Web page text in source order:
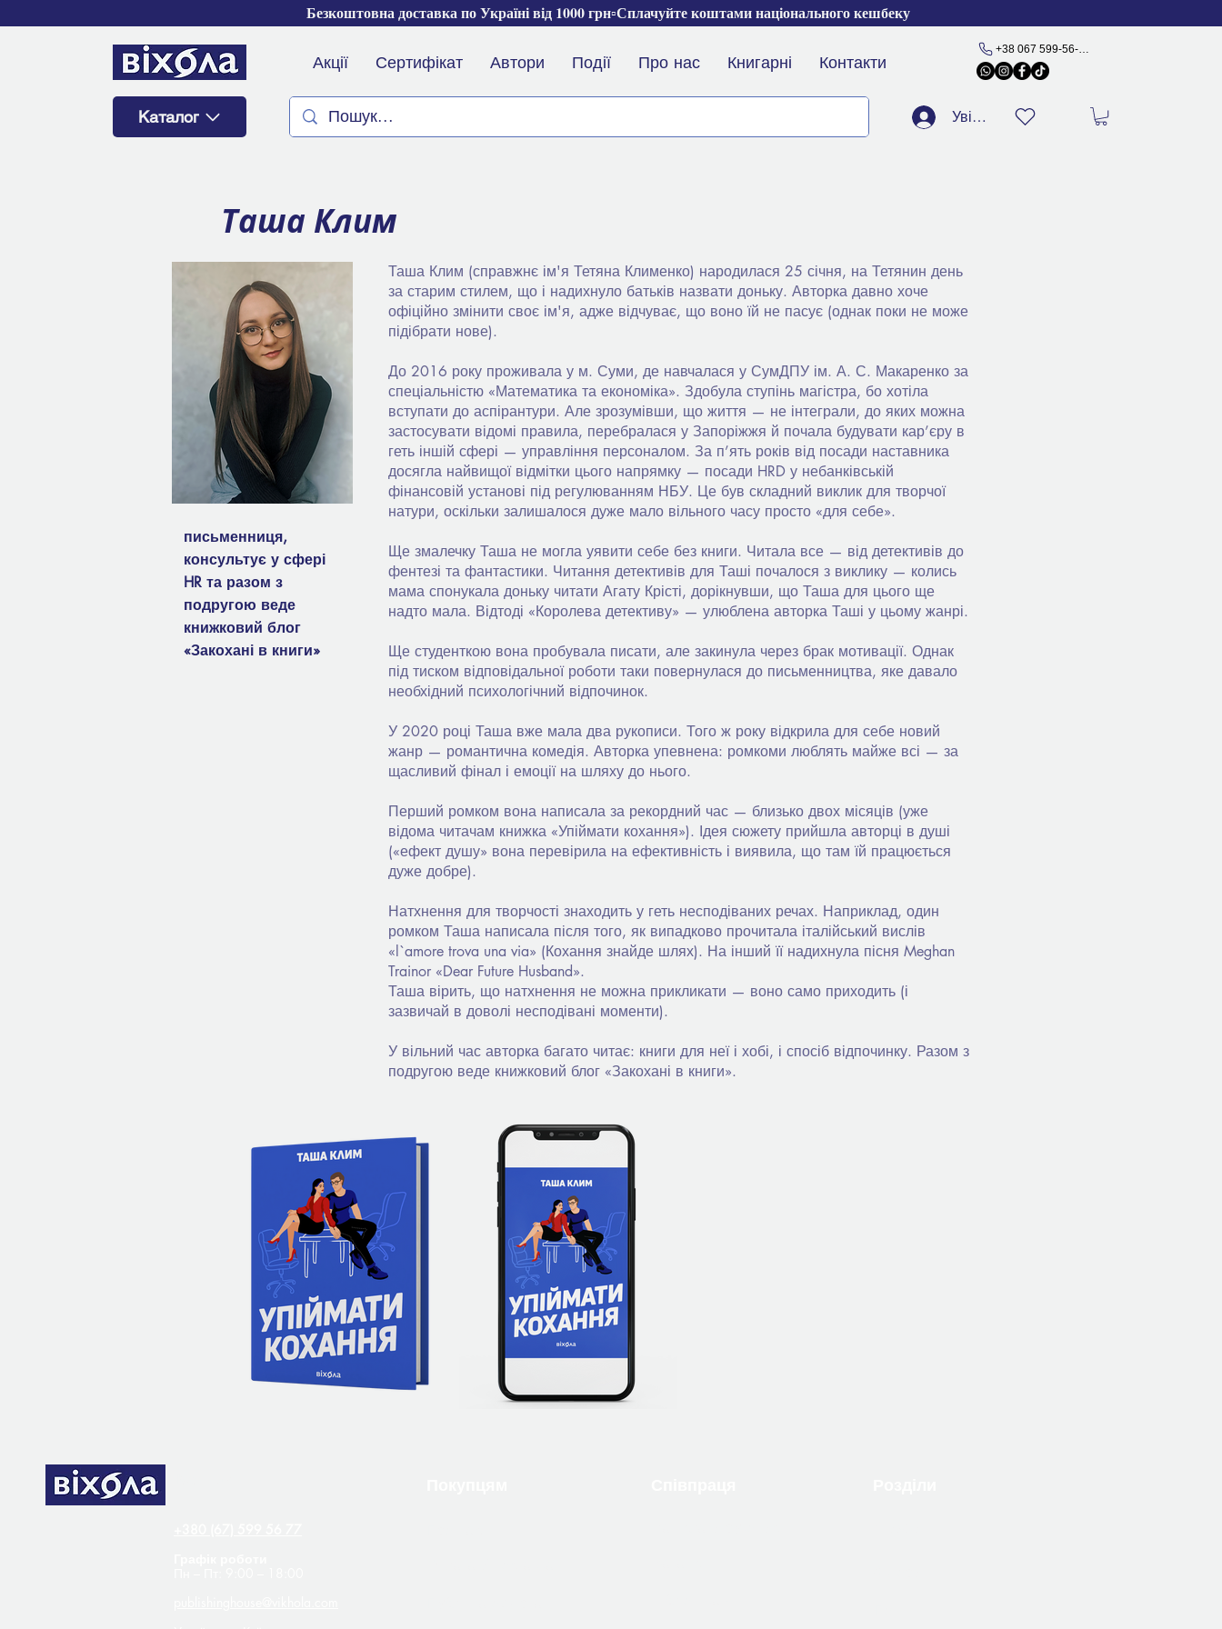
Каталог
+38 067 599-56-77
Увійти
Безкоштовна доставка по Україні від 1000 грн▫️Сплачуйте коштами національного кешбеку
Акції Сертифікат Автори Події Про нас Книгарні Контакти
Таша Клим
письменниця,
консультує у сфері
HR та разом з
подругою веде
книжковий блог
«Закохані в книги»
Таша Клим (справжнє ім'я Тетяна Клименко) народилася 25 січня, на Тетянин день
за старим стилем, що і надихнуло батьків назвати доньку. Авторка давно хоче
офіційно змінити своє ім'я, адже відчуває, що воно їй не пасує (однак поки не може
підібрати нове).
До 2016 року проживала у м. Суми, де навчалася у СумДПУ ім. А. С. Макаренко за
спеціальністю «Математика та економіка». Здобула ступінь магістра, бо хотіла
вступати до аспірантури. Але зрозумівши, що життя — не інтеграли, до яких можна
застосувати відомі правила, перебралася у Запоріжжя й почала будувати кар’єру в
геть іншій сфері — управління персоналом. За п’ять років від посади наставника
досягла найвищої відмітки цього напрямку — посади HRD у небанківській
фінансовій установі під регулюванням НБУ. Це був складний виклик для творчої
натури, оскільки залишалося дуже мало вільного часу просто «для себе».
Ще змалечку Таша не могла уявити себе без книги. Читала все — від детективів до
фентезі та фантастики. Читання детективів для Таші почалося з виклику — колись
мама спонукала доньку читати Агату Крісті, дорікнувши, що Таша для цього ще
надто мала. Відтоді «Королева детективу» — улюблена авторка Таші у цьому жанрі.
Ще студенткою вона пробувала писати, але закинула через брак мотивації. Однак
під тиском відповідальної роботи таки повернулася до письменництва, яке давало
необхідний психологічний відпочинок.
У 2020 році Таша вже мала два рукописи. Того ж року відкрила для себе новий
жанр — романтична комедія. Авторка упевнена: ромкоми люблять майже всі — за
щасливий фінал і емоції на шляху до нього.
Перший ромком вона написала за рекордний час — близько двох місяців (уже
відома читачам книжка «Упіймати кохання»). Ідея сюжету прийшла авторці в душі
(«ефект душу» вона перевірила на ефективність і виявила, що там їй працюється
дуже добре).
Натхнення для творчості знаходить у геть несподіваних речах. Наприклад, один
ромком Таша написала після того, як випадково прочитала італійський вислів
«l`amore trova una via» (Кохання знайде шлях). На інший її надихнула пісня Meghan
Trainor «Dear Future Husband».
Таша вірить, що натхнення не можна прикликати — воно само приходить (і
зазвичай в доволі несподівані моменти).
У вільний час авторка багато читає: книги для неї і хобі, і спосіб відпочинку. Разом з
подругою веде книжковий блог «Закохані в книги».